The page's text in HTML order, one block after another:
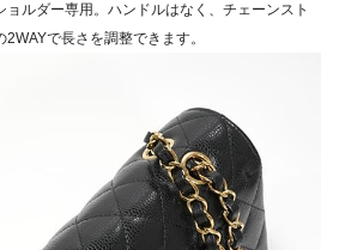
ルダー専用。ハンドルはなく、チェーンスト
で長さを調整できます。